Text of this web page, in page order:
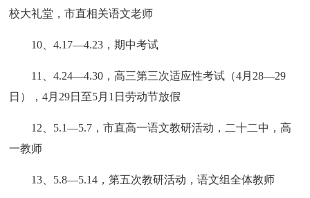
校大礼堂，市直相关语文老师
10、4.17—4.23，期中考试
11、4.24—4.30，高三第三次适应性考试（4月28—29
日），4月29日至5月1日劳动节放假
12、5.1—5.7，市直高一语文教研活动，二十二中，高
一教师
13、5.8—5.14，第五次教研活动，语文组全体教师